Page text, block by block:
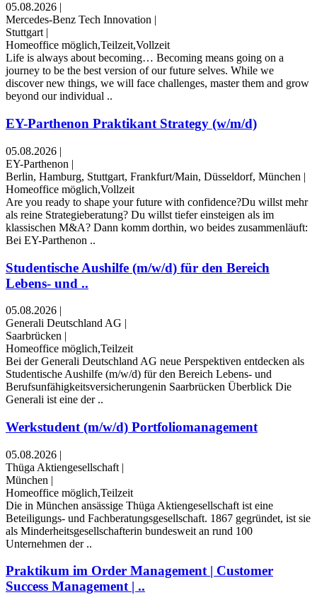
05.08.2026 |
Mercedes-Benz Tech Innovation |
Stuttgart |
Homeoffice möglich,Teilzeit,Vollzeit
Life is always about becoming… Becoming means going on a
journey to be the best version of our future selves. While we
discover new things, we will face challenges, master them and grow
beyond our individual ..
EY-Parthenon Praktikant Strategy (w/m/d)
05.08.2026 |
EY-Parthenon |
Berlin, Hamburg, Stuttgart, Frankfurt/Main, Düsseldorf, München |
Homeoffice möglich,Vollzeit
Are you ready to shape your future with confidence?Du willst mehr
als reine Strategieberatung? Du willst tiefer einsteigen als im
klassischen M&A? Dann komm dorthin, wo beides zusammenläuft:
Bei EY-Parthenon ..
Studentische Aushilfe (m/w/d) für den Bereich
Lebens- und ..
05.08.2026 |
Generali Deutschland AG |
Saarbrücken |
Homeoffice möglich,Teilzeit
Bei der Generali Deutschland AG neue Perspektiven entdecken als
Studentische Aushilfe (m/w/d) für den Bereich Lebens- und
Berufsunfähigkeitsversicherungenin Saarbrücken Überblick Die
Generali ist eine der ..
Werkstudent (m/w/d) Portfoliomanagement
05.08.2026 |
Thüga Aktiengesellschaft |
München |
Homeoffice möglich,Teilzeit
Die in München ansässige Thüga Aktiengesellschaft ist eine
Beteiligungs- und Fachberatungsgesellschaft. 1867 gegründet, ist sie
als Minderheitsgesellschafterin bundesweit an rund 100
Unternehmen der ..
Praktikum im Order Management | Customer
Success Management | ..